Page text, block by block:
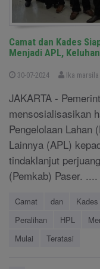
Camat dan Kades
Menjadi APL,
30-07-2024 Ika marsila
JAKARTA -
mensosialisasikan
Pengelolaan Lahan
Lainnya (APL)
tindaklanjut
(Pemkab) Paser. ....
Camat dan Kades
Peralihan
HPL
Mulai
Teratasi